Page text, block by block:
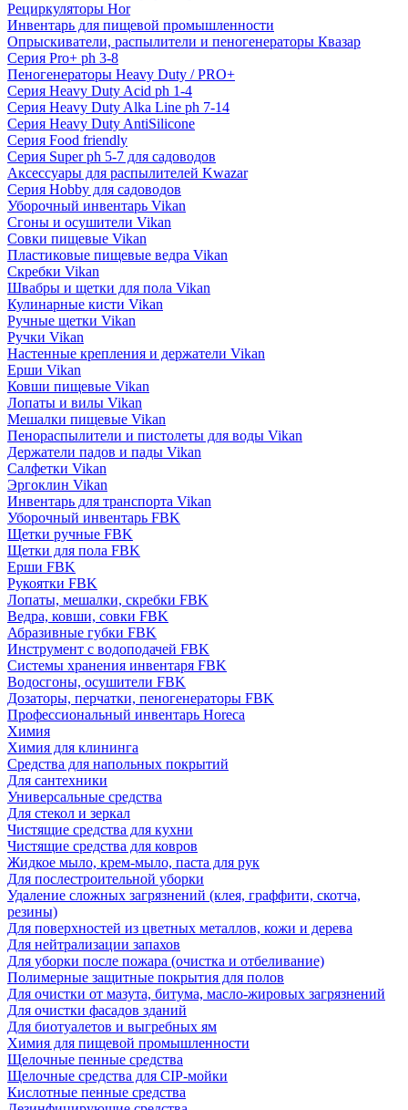
Рециркуляторы Hor
Инвентарь для пищевой промышленности
Опрыскиватели, распылители и пеногенераторы Квазар
Серия Pro+ ph 3-8
Пеногенераторы Heavy Duty / PRO+
Серия Heavy Duty Acid ph 1-4
Серия Heavy Duty Alka Line ph 7-14
Серия Heavy Duty AntiSilicone
Серия Food friendly
Серия Super ph 5-7 для садоводов
Аксессуары для распылителей Kwazar
Серия Hobby для садоводов
Уборочный инвентарь Vikan
Сгоны и осушители Vikan
Совки пищевые Vikan
Пластиковые пищевые ведра Vikan
Скребки Vikan
Швабры и щетки для пола Vikan
Кулинарные кисти Vikan
Ручные щетки Vikan
Ручки Vikan
Настенные крепления и держатели Vikan
Ерши Vikan
Ковши пищевые Vikan
Лопаты и вилы Vikan
Мешалки пищевые Vikan
Пенораспылители и пистолеты для воды Vikan
Держатели падов и пады Vikan
Салфетки Vikan
Эргоклин Vikan
Инвентарь для транспорта Vikan
Уборочный инвентарь FBK
Щетки ручные FBK
Щетки для пола FBK
Ерши FBK
Рукоятки FBK
Лопаты, мешалки, скребки FBK
Ведра, ковши, совки FBK
Абразивные губки FBK
Инструмент с водоподачей FBK
Системы хранения инвентаря FBK
Водосгоны, осушители FBK
Дозаторы, перчатки, пеногенераторы FBK
Профессиональный инвентарь Horeca
Химия
Химия для клининга
Средства для напольных покрытий
Для сантехники
Универсальные средства
Для стекол и зеркал
Чистящие средства для кухни
Чистящие средства для ковров
Жидкое мыло, крем-мыло, паста для рук
Для послестроительной уборки
Удаление сложных загрязнений (клея, граффити, скотча,
резины)
Для поверхностей из цветных металлов, кожи и дерева
Для нейтрализации запахов
Для уборки после пожара (очистка и отбеливание)
Полимерные защитные покрытия для полов
Для очистки от мазута, битума, масло-жировых загрязнений
Для очистки фасадов зданий
Для биотуалетов и выгребных ям
Химия для пищевой промышленности
Щелочные пенные средства
Щелочные средства для CIP-мойки
Кислотные пенные средства